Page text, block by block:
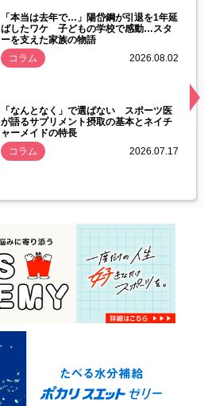
「本当は去年で…」陽岱鋼が引退を1年延
ばしたワケ 子どもの学校で感動…スタ
ーを支えた家族の物語
コラム
2026.08.02
「なんとなく」で選ばない スポーツ医
が語るサプリメント摂取の基本とネイチ
ャーメイドの特長
コラム
2026.07.17